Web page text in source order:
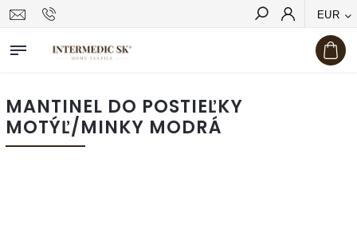
EUR
Hľadať
MANTINEL DO POSTIEĽKY
MOTÝĽ/MINKY MODRÁ